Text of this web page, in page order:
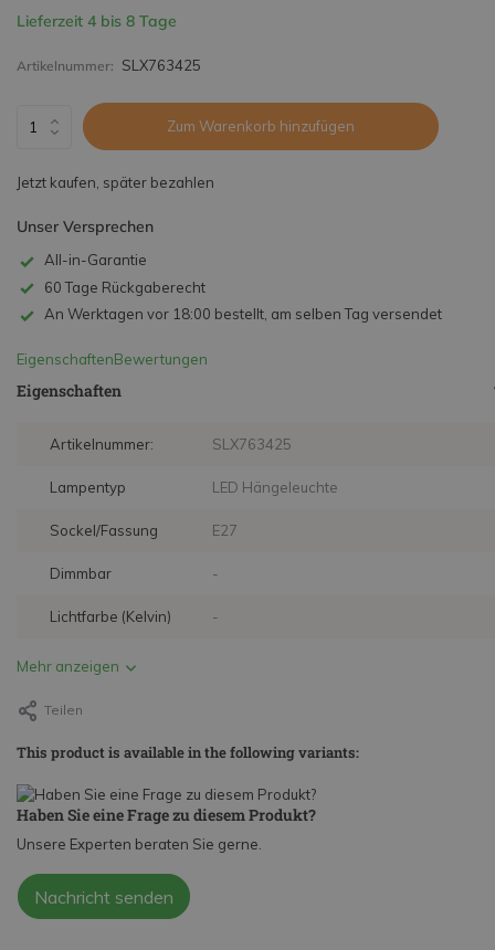
Lieferzeit 4 bis 8 Tage
Artikelnummer: SLX763425
Zum Warenkorb hinzufügen
Jetzt kaufen, später bezahlen
Unser Versprechen
All-in-Garantie
60 Tage Rückgaberecht
An Werktagen vor 18:00 bestellt, am selben Tag versendet
EigenschaftenBewertungen
Eigenschaften
Artikelnummer: SLX763425
Lampentyp LED Hängeleuchte
Sockel/Fassung E27
Dimmbar -
Lichtfarbe (Kelvin) -
Mehr anzeigen
Teilen
This product is available in the following variants:
Haben Sie eine Frage zu diesem Produkt?
Unsere Experten beraten Sie gerne.
Nachricht senden